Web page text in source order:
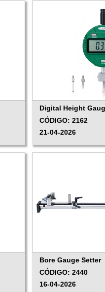
Digital Height
CÓDIGO: 2162
21-04-2026
Bore Gauge Setter
CÓDIGO: 2440
16-04-2026